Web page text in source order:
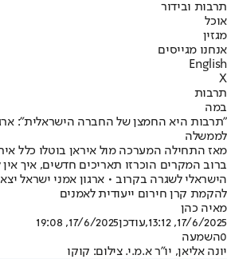
תרבות ובידור
אוכל
מגזין
אנחנו מגייסים
English
X
תרבות
במה
"תרבות היא החמצן של החברה הישראלית":
לממשלה
מאז התחילה המערכה מול איראן בוטלו כלל
ברוב המקרים הוכרזו תאריכים חדשים, איך
הישראלי לשגרה בקרוב • ארגון אמני ישראל
להקמת קרן חירום ייעודית לאמנים
מאיה כהן
17/6/2025, 13:12
,עודכן17/6/2025, 19:08
0השמעה
יונה אליאן, יו"ר א.מ.י. צילום: קוקו